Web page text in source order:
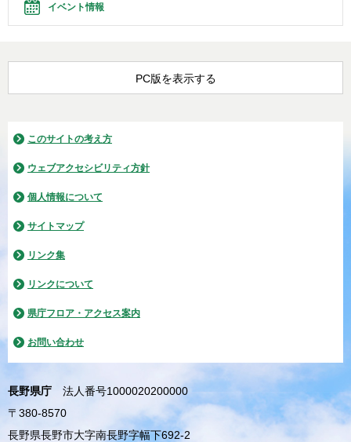
イベント情報
PC版を表示する
このサイトの考え方
ウェブアクセシビリティ方針
個人情報について
サイトマップ
リンク集
リンクについて
県庁フロア・アクセス案内
お問い合わせ
長野県庁
法人番号1000020200000
〒380-8570
長野県長野市大字南長野字幅下692-2